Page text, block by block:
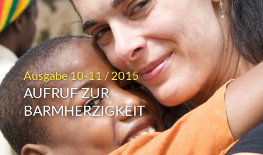
Ausgabe 10-11 / 2015
AUFRUF ZUR
BARMHERZIGKEIT